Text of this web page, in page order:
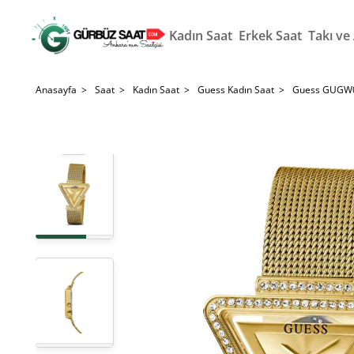
Kadın Saat Erkek Saat Takı
Anasayfa > Saat > Kadın Saat > Guess Kadın Saat > Guess